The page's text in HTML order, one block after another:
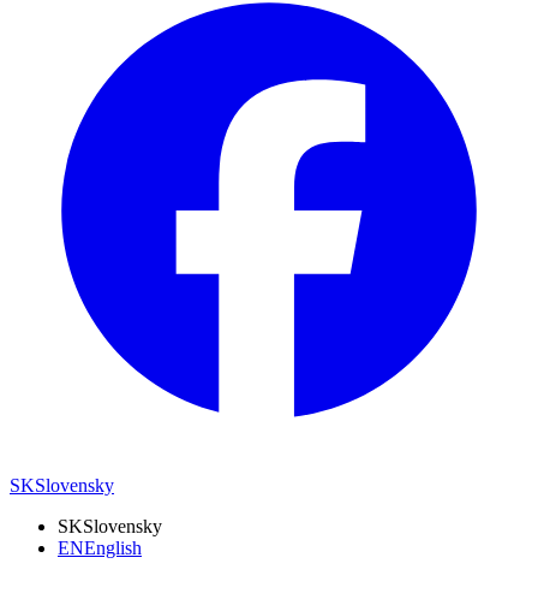
SKSlovensky
SKSlovensky
ENEnglish